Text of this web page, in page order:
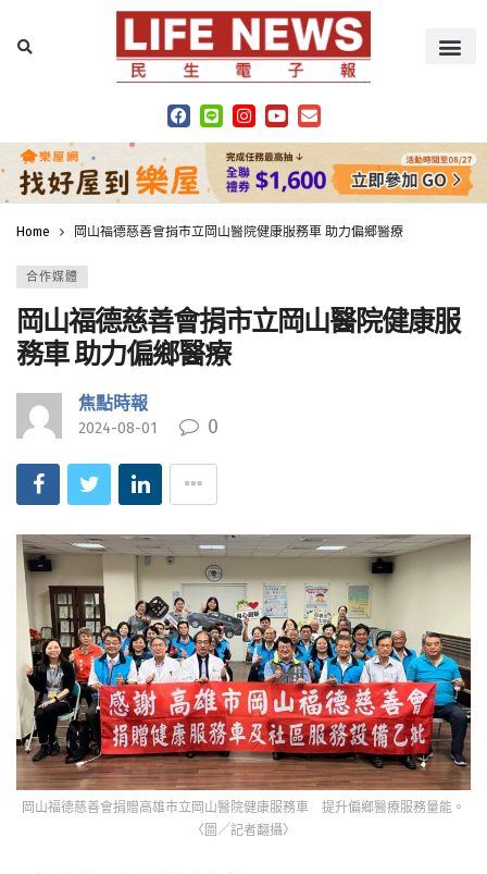
Home 岡山福德慈善會捐市立岡山醫院健康服務車 助力偏鄉醫療
合作媒體
岡山福德慈善會捐市立岡山醫院健康服
務車 助力偏鄉醫療
焦點時報
2024-08-01 0
岡山福德慈善會捐贈高雄市立岡山醫院健康服務車 提升偏鄉醫療服務量能。
〈圖／記者翻攝〉